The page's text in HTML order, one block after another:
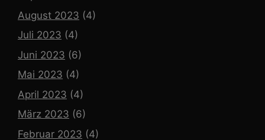
August 2023 (4)
Juli 2023 (4)
Juni 2023 (6)
Mai 2023 (4)
April 2023 (4)
März 2023 (6)
Februar 2023 (4)